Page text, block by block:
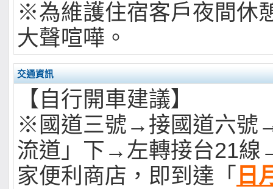
※為維護住宿客戶夜間休
大聲喧嘩。
交通資訊
【自行開車建議】
※國道三號→接國道六號
流道」下→左轉接台21線
家便利商店，即到達「 日